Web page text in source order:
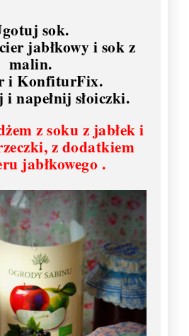
sok.
jabłkowy i sok z
malin.
i KonfiturFix.
i napełnij słoiczki.
z soku z jabłek i
z dodatkiem
jabłkowego .